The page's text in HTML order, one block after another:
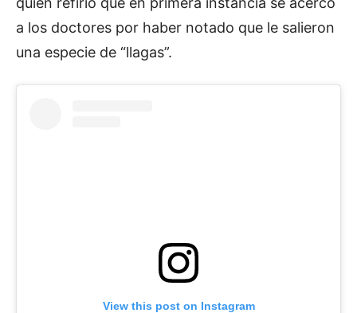
a los doctores por haber notado que le salieron
una especie de “llagas”.
View this post on Instagram